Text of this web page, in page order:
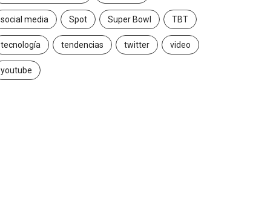
social media Spot Super Bowl TBT
tecnología tendencias twitter video
youtube